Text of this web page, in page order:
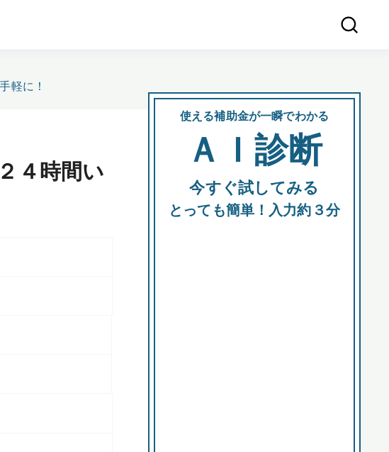
軽に！
４時間い
使える補助金が一瞬でわかる
ＡＩ診断
今すぐ試してみる
とっても簡単！入力約３分